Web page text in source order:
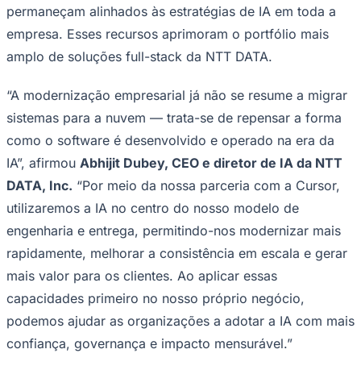
permaneçam alinhados às estratégias de IA em toda a
empresa. Esses recursos aprimoram o portfólio mais
amplo de soluções full-stack da NTT DATA.
“A modernização empresarial já não se resume a migrar
sistemas para a nuvem — trata-se de repensar a forma
como o software é desenvolvido e operado na era da
IA”, afirmou Abhijit Dubey, CEO e diretor de IA da NTT
DATA, Inc. “Por meio da nossa parceria com a Cursor,
utilizaremos a IA no centro do nosso modelo de
engenharia e entrega, permitindo-nos modernizar mais
rapidamente, melhorar a consistência em escala e gerar
mais valor para os clientes. Ao aplicar essas
capacidades primeiro no nosso próprio negócio,
podemos ajudar as organizações a adotar a IA com mais
confiança, governança e impacto mensurável.”